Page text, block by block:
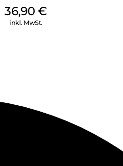
36,90€
inkl. MwSt.